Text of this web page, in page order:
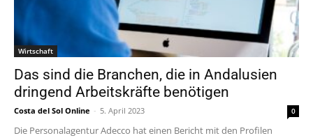
Wirtschaft
Das sind die Branchen, die in Andalusien
dringend Arbeitskräfte benötigen
Costa del Sol Online - 5. April 2023 0
Die Personalagentur Adecco hat einen Bericht mit den Profilen